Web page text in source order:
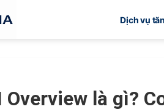
Dịch vụ
Overview là gì?